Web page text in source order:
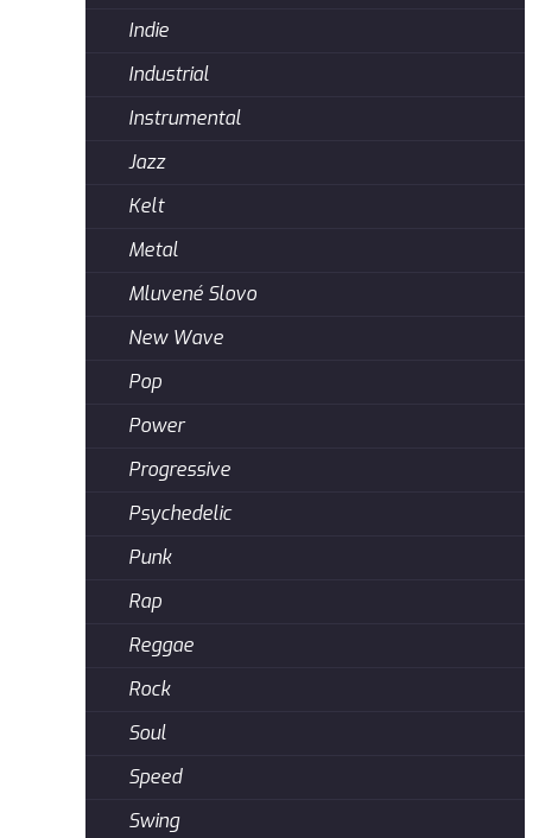
Indie
Industrial
Instrumental
Jazz
Kelt
Metal
Mluvené Slovo
New Wave
Pop
Power
Progressive
Psychedelic
Punk
Rap
Reggae
Rock
Soul
Speed
Swing